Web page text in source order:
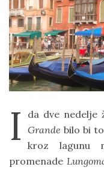
E
D
O
N
I da dve nedelje
Grande bilo bi
kroz lagunu
promenade